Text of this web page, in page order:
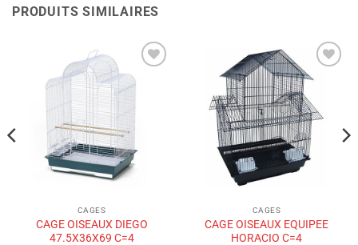
PRODUITS SIMILAIRES
Ajouter
à la liste
CAGES
CAGE OISEAUX DIEGO
47.5X36X69 C=4
Ajouter
à la liste
souhaits
CAGES
CAGE OISEAUX EQUIPEE
HORACIO C=4